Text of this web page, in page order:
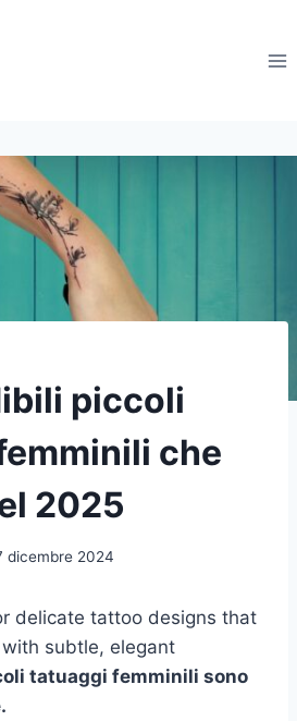
piccoli
che
2025
dicembre 2024
delicate tattoo designs that
subtle, elegant
tatuaggi femminili sono